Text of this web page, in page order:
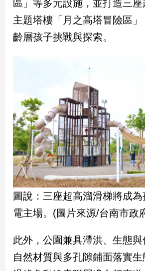
娛
樂
流
行/
時
尚
追
星
生
活
建
築/
室
內
區」等多元設施，並打造三
主題塔樓「月之高塔冒險區
齡層孩子挑戰與探索。
圖說：三座超高溜滑梯將成
電主場。(圖片來源/台南市政
此外，公園兼具滯洪、生態
自然材質與多孔隙鋪面落實